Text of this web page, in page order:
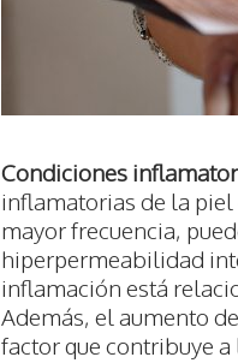
Condiciones
inflamatorias de la piel
mayor frecuencia,
hiperpermeabilidad
inflamación está
Además, el aumento
factor que contribuye